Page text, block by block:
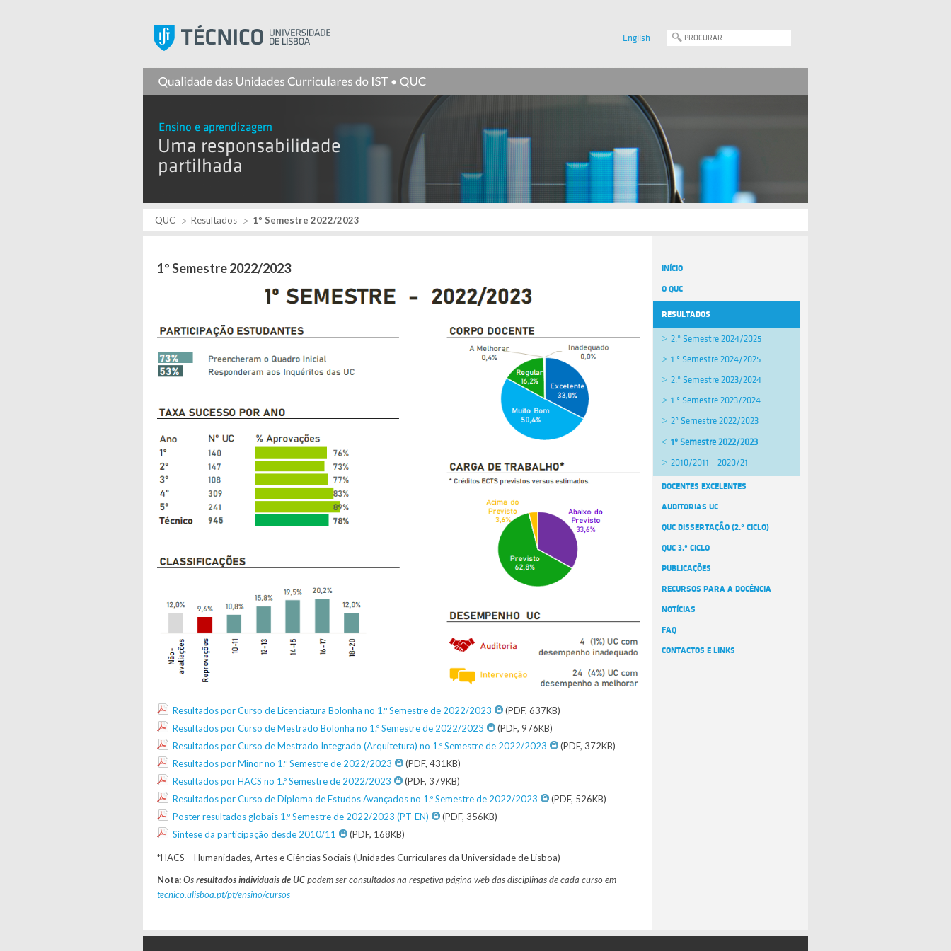
English
QUC Resultados 1º Semestre 2022/2023
1º Semestre 2022/2023
Resultados por Curso de Licenciatura Bolonha no 1.º Semestre de 2022/2023
(PDF, 637KB)
Resultados por Curso de Mestrado Bolonha no 1.º Semestre de 2022/2023
(PDF, 976KB)
Resultados por Curso de Mestrado Integrado (Arquitetura) no 1.º Semestre de 2022/2023
(PDF, 372KB)
Resultados por Minor no 1.º Semestre de 2022/2023
(PDF, 431KB)
Resultados por HACS no 1.º Semestre de 2022/2023
(PDF, 379KB)
Resultados por Curso de Diploma de Estudos Avançados no 1.º Semestre de 2022/2023
(PDF, 526KB)
Poster resultados globais 1.º Semestre de 2022/2023 (PT-EN)
(PDF, 356KB)
Síntese da participação desde 2010/11
(PDF, 168KB)
*HACS – Humanidades, Artes e Ciências Sociais (Unidades Curriculares da Universidade de Lisboa)
Nota:Osresultados individuais de UCpodem ser consultados na respetiva página web das disciplinas de cada curso em
tecnico.ulisboa.pt/pt/ensino/cursos
INÍCIO
O QUC
RESULTADOS
2.º Semestre 2024/2025
1.º Semestre 2024/2025
2.º Semestre 2023/2024
1.º Semestre 2023/2024
2º Semestre 2022/2023
1º Semestre 2022/2023
2010/2011 – 2020/21
DOCENTES EXCELENTES
AUDITORIAS UC
QUC DISSERTAÇÃO (2.º CICLO)
QUC 3.º CICLO
PUBLICAÇÕES
RECURSOS PARA A DOCÊNCIA
NOTÍCIAS
FAQ
CONTACTOS E LINKS